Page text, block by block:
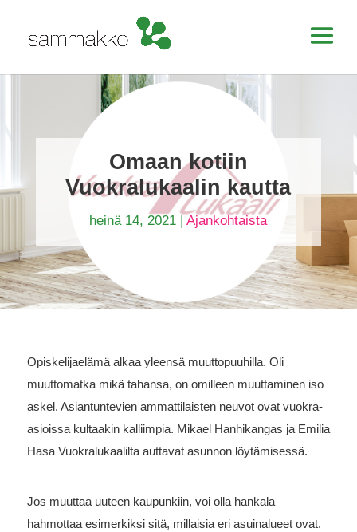
Omaan kotiin
Vuokralukaalin kautta
heinä 14, 2021 |Ajankohtaista
Opiskelijaelämä alkaa yleensä muuttopuuhilla. Oli
muuttomatka mikä tahansa, on omilleen muuttaminen iso
askel. Asiantuntevien ammattilaisten neuvot ovat vuokra-
asioissa kultaakin kalliimpia. Mikael Hanhikangas ja Emilia
Hasa Vuokralukaalilta auttavat asunnon löytämisessä.
Jos muuttaa uuteen kaupunkiin, voi olla hankala
hahmottaa esimerkiksi sitä, millaisia eri asuinalueet ovat.